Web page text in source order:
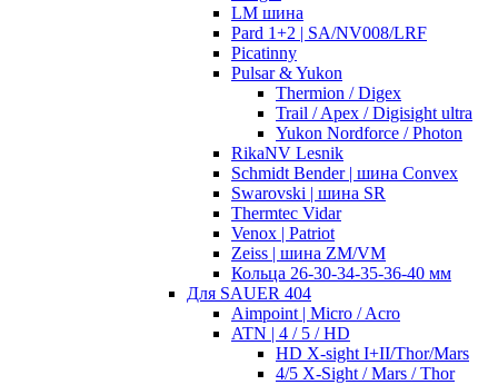
LM шина
Pard 1+2 | SA/NV008/LRF
Picatinny
Pulsar & Yukon
Thermion / Digex
Trail / Apex / Digisight ultra
Yukon Nordforce / Photon
RikaNV Lesnik
Schmidt Bender | шина Convex
Swarovski | шина SR
Thermtec Vidar
Venox | Patriot
Zeiss | шина ZM/VM
Кольца 26-30-34-35-36-40 мм
Для SAUER 404
Aimpoint | Micro / Acro
ATN | 4 / 5 / HD
HD X-sight I+II/Thor/Mars
4/5 X-Sight / Mars / Thor